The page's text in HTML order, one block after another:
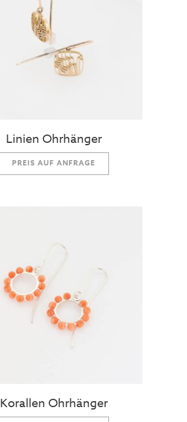
Linien Ohrhänger
PREIS AUF ANFRAGE
Korallen Ohrhänger